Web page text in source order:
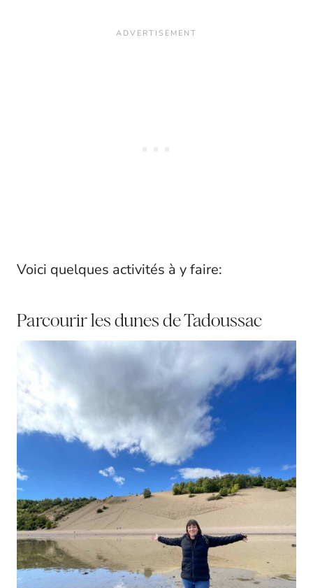
Voici quelques activités à y faire:
Parcourir les dunes de Tadoussac